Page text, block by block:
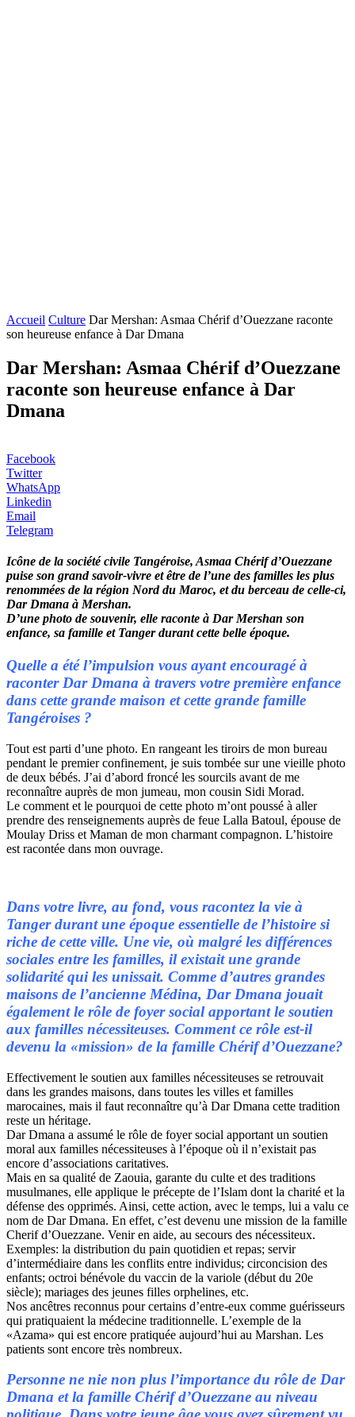
Accueil Culture Dar Mershan: Asmaa Chérif d’Ouezzane raconte
son heureuse enfance à Dar Dmana
Dar Mershan: Asmaa Chérif d’Ouezzane
raconte son heureuse enfance à Dar
Dmana
Facebook
Twitter
WhatsApp
Linkedin
Email
Telegram
Icône de la société civile Tangéroise, Asmaa Chérif d’Ouezzane
puise son grand savoir-vivre et être de l’une des familles les plus
renommées de la région Nord du Maroc, et du berceau de celle-ci,
Dar Dmana à Mershan.
D’une photo de souvenir, elle raconte à Dar Mershan son
enfance, sa famille et Tanger durant cette belle époque.
Quelle a été l’impulsion vous ayant encouragé à
raconter Dar Dmana à travers votre première enfance
dans cette grande maison et cette grande famille
Tangéroises ?
Tout est parti d’une photo. En rangeant les tiroirs de mon bureau
pendant le premier confinement, je suis tombée sur une vieille photo
de deux bébés. J’ai d’abord froncé les sourcils avant de me
reconnaître auprès de mon jumeau, mon cousin Sidi Morad.
Le comment et le pourquoi de cette photo m’ont poussé à aller
prendre des renseignements auprès de feue Lalla Batoul, épouse de
Moulay Driss et Maman de mon charmant compagnon. L’histoire
est racontée dans mon ouvrage.
Dans votre livre, au fond, vous racontez la vie à
Tanger durant une époque essentielle de l’histoire si
riche de cette ville. Une vie, où malgré les différences
sociales entre les familles, il existait une grande
solidarité qui les unissait. Comme d’autres grandes
maisons de l’ancienne Médina, Dar Dmana jouait
également le rôle de foyer social apportant le soutien
aux familles nécessiteuses. Comment ce rôle est-il
devenu la «mission» de la famille Chérif d’Ouezzane?
Effectivement le soutien aux familles nécessiteuses se retrouvait
dans les grandes maisons, dans toutes les villes et familles
marocaines, mais il faut reconnaître qu’à Dar Dmana cette tradition
reste un héritage.
Dar Dmana a assumé le rôle de foyer social apportant un soutien
moral aux familles nécessiteuses à l’époque où il n’existait pas
encore d’associations caritatives.
Mais en sa qualité de Zaouia, garante du culte et des traditions
musulmanes, elle applique le précepte de l’Islam dont la charité et la
défense des opprimés. Ainsi, cette action, avec le temps, lui a valu ce
nom de Dar Dmana. En effet, c’est devenu une mission de la famille
Cherif d’Ouezzane. Venir en aide, au secours des nécessiteux.
Exemples: la distribution du pain quotidien et repas; servir
d’intermédiaire dans les conflits entre individus; circoncision des
enfants; octroi bénévole du vaccin de la variole (début du 20e
siècle); mariages des jeunes filles orphelines, etc.
Nos ancêtres reconnus pour certains d’entre-eux comme guérisseurs
qui pratiquaient la médecine traditionnelle. L’exemple de la
«Azama» qui est encore pratiquée aujourd’hui au Marshan. Les
patients sont encore très nombreux.
Personne ne nie non plus l’importance du rôle de Dar
Dmana et la famille Chérif d’Ouezzane au niveau